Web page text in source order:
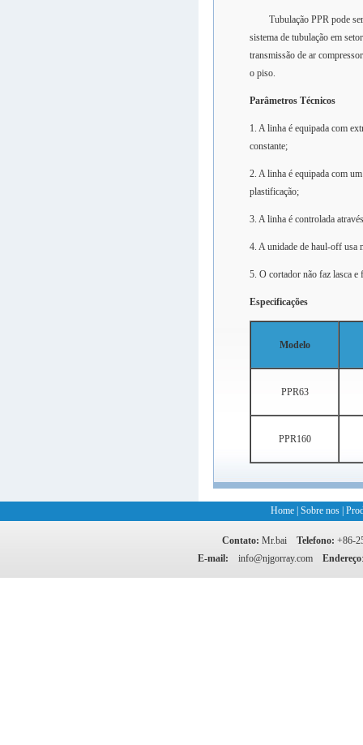
Tubulação PPR pode ser
sistema de tubulação em
transmissão de ar
o piso.
Parâmetros Técnicos
1. A linha é equipada com
constante;
2. A linha é equipada com
plastificação;
3. A linha é controlada
4. A unidade de haul-off usa
5. O cortador não faz lasca
Especificações
Modelo
PPR63
PPR160
Home Sobre nos
Contato: Mr.bai Telefono: +86-
E-mail:
info@njgorray.com Endereço